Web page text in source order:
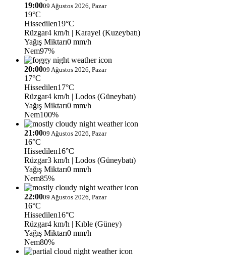
19:0009 Ağustos 2026, Pazar
19°C
Hissedilen19°C
Rüzgar4 km/h | Karayel (Kuzeybatı)
Yağış Miktarı0 mm/h
Nem97%
20:0009 Ağustos 2026, Pazar
17°C
Hissedilen17°C
Rüzgar4 km/h | Lodos (Güneybatı)
Yağış Miktarı0 mm/h
Nem100%
21:0009 Ağustos 2026, Pazar
16°C
Hissedilen16°C
Rüzgar3 km/h | Lodos (Güneybatı)
Yağış Miktarı0 mm/h
Nem85%
22:0009 Ağustos 2026, Pazar
16°C
Hissedilen16°C
Rüzgar4 km/h | Kıble (Güney)
Yağış Miktarı0 mm/h
Nem80%